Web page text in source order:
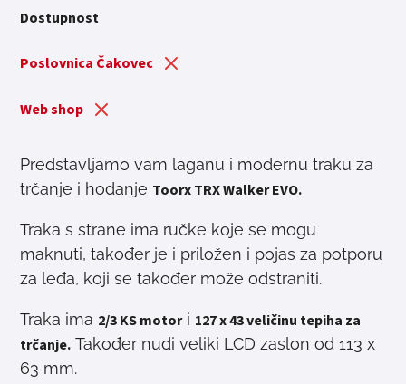
Dostupnost
Poslovnica Čakovec
Web shop
Predstavljamo vam laganu i modernu traku za
trčanje i hodanje Toorx TRX Walker EVO.
Traka s strane ima ručke koje se mogu
maknuti, također je i priložen i pojas za potporu
za leđa, koji se također može odstraniti.
Traka ima 2/3 KS motori 127 x 43 veličinu tepiha za
trčanje. Također nudi veliki LCD zaslon od 113 x
63 mm.